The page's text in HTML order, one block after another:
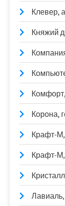
Клевер,
Княжий
Корона,
Крафт-
Крафт-